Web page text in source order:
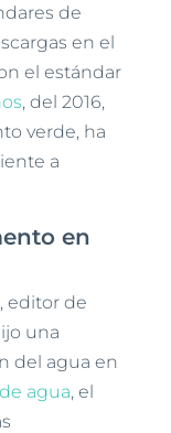
de
en el
el estándar
, del 2016,
verde, ha
a
en
editor de
una
del agua en
agua, el